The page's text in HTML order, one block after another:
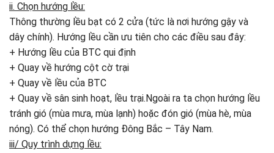
ii. Chọn hướng lều:
Thông thường lều bạt có 2 cửa (tức là nơi hướng gậy và
dây chính). Hướng lều cần ưu tiên cho các điều sau đây:
+ Hướng lều của BTC qui định
+ Quay về hướng cột cờ trại
+ Quay về lều của BTC
+ Quay về sân sinh hoạt, lều trại.Ngoài ra ta chọn hướng lều
tránh gió (mùa mưa, mùa lạnh) hoặc đón gió (mùa hè, mùa
nóng). Có thể chọn hướng Đông Bắc – Tây Nam.
iii/ Quy trình dựng lều: